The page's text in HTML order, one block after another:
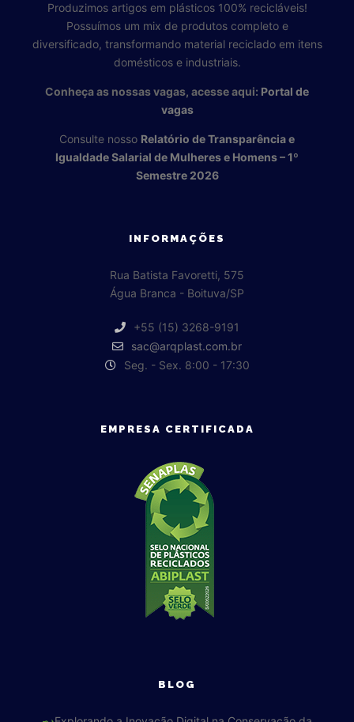
Produzimos artigos em plásticos 100% recicláveis!
Possuímos um mix de produtos completo e
diversificado, transformando material reciclado em itens
domésticos e industriais.
Conheça as nossas vagas, acesse aqui: Portal de
vagas
Consulte nosso Relatório de Transparência e
Igualdade Salarial de Mulheres e Homens – 1º
Semestre 2026
INFORMAÇÕES
Rua Batista Favoretti, 575
Água Branca - Boituva/SP
+55 (15) 3268-9191
sac@arqplast.com.br
Seg. - Sex. 8:00 - 17:30
EMPRESA CERTIFICADA
BLOG